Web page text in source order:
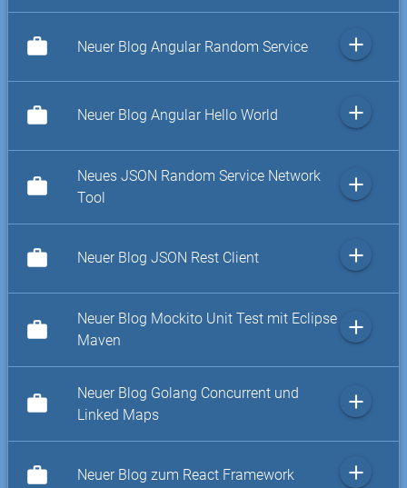
work Neuer Blog Angular Random Service add
work Neuer Blog Angular Hello World add
work
Neues JSON Random Service Network
Tool
add
work Neuer Blog JSON Rest Client add
work
Neuer Blog Mockito Unit Test mit Eclipse
Maven
add
work
Neuer Blog Golang Concurrent und
Linked Maps
add
work Neuer Blog zum React Framework add